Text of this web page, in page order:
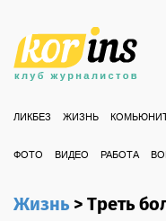
ЛИКБЕЗ ЖИЗНЬ
ФОТО ВИДЕО РАБОТА
Жизнь>Треть